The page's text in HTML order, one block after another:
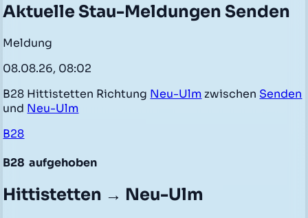
Aktuelle Stau-Meldungen Senden
Meldung
08.08.26, 08:02
B28 Hittistetten Richtung Neu-Ulm zwischen Senden
und Neu-Ulm
B28
B28 aufgehoben
Hittistetten → Neu-Ulm